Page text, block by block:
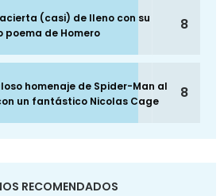
(casi) de lleno con su
poema de Homero
8
homenaje de Spider-Man al
un fantástico Nicolas Cage
8
RECOMENDADOS